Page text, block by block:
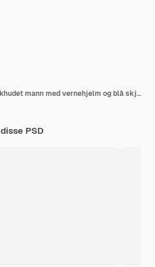
Ingeniørens dag: Mørkhudet mann med vernehjelm og blå skjorte isolert. Ingeniør holder et fotovoltaisk solcellepanel
PSD